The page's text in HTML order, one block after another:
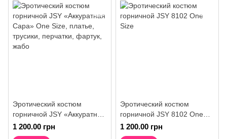
Эротический костюм
горничной JSY «Аккуратная
Сара» One Size, платье,
трусики, перчатки, фартук,
1 200.00 грн
Эротический костюм
горничной JSY 8102 One
Size
1 200.00 грн